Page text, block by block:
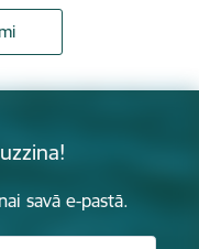
savā e-pastā.